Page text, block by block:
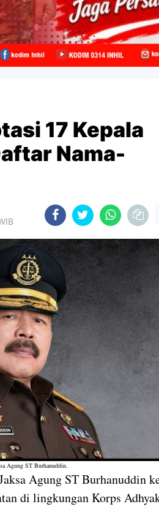
17 Kepala
Nama-
Agung ST Burhanuddin.
Agung ST Burhanuddin
di lingkungan Korps